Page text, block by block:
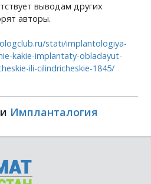
выводам других
авторы.
stati/implantologiya-
kakie-implantaty-obladayut-
ili-cilindricheskie-1845/
Импланталогия